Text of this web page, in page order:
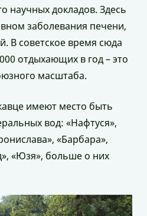
научных докладов. Здесь
заболевания печени,
В советское время сюда
отдыхающих в год – это
масштаба.
имеют место быть
вод: «Нафтуся»,
«Барбара»,
«Юзя», больше о них